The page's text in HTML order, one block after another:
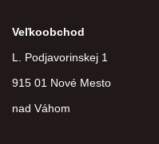
Veľkoobchod
L. Podjavorinskej 1
915 01 Nové Mesto
nad Váhom